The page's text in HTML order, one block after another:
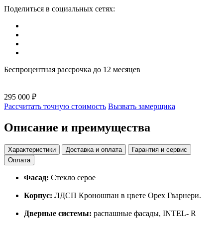
Поделиться в социальных сетях:
Беспроцентная рассрочка до 12 месяцев
295 000 ₽
Рассчитать точную стоимость Вызвать замерщика
Описание и преимущества
Характеристики Доставка и оплата
Гарантия и сервис
Оплата
Фасад: Стекло серое
Корпус: ЛДСП Кроношпан в цвете Орех Гварнери.
Дверные системы: распашные фасады, INTEL- R